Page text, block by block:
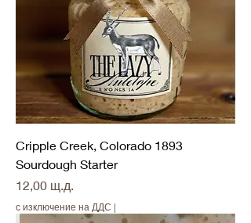
Cripple Creek, Colorado 1893
Sourdough Starter
Цена
12,00 щ.д.
с изключение на ДДС |